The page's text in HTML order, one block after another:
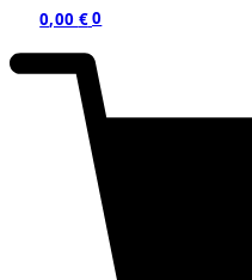
0,00 €0